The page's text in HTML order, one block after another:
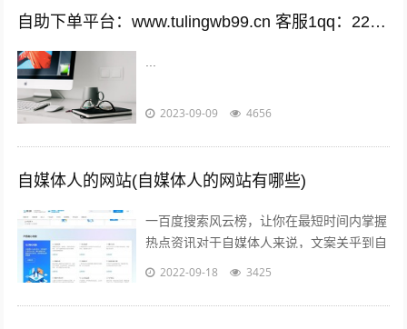
自助下单平台：www.tulingwb99.cn 客服1qq：2221028208 客服2qq：2221028208
2023-09-09 4656
自媒体人的网站(自媒体人的网站有哪些)
一百度搜索风云榜，让你在最短时间内掌握
热点资讯对于自媒体人来说，文案关乎到自
己的流量问题而自己的写作方向和文案编辑
2022-09-18 3425